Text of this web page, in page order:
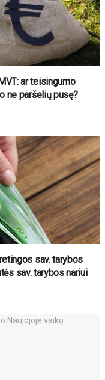
ar teisingumo
ne paršelių pusę?
sav. tarybos
sav. tarybos nariui